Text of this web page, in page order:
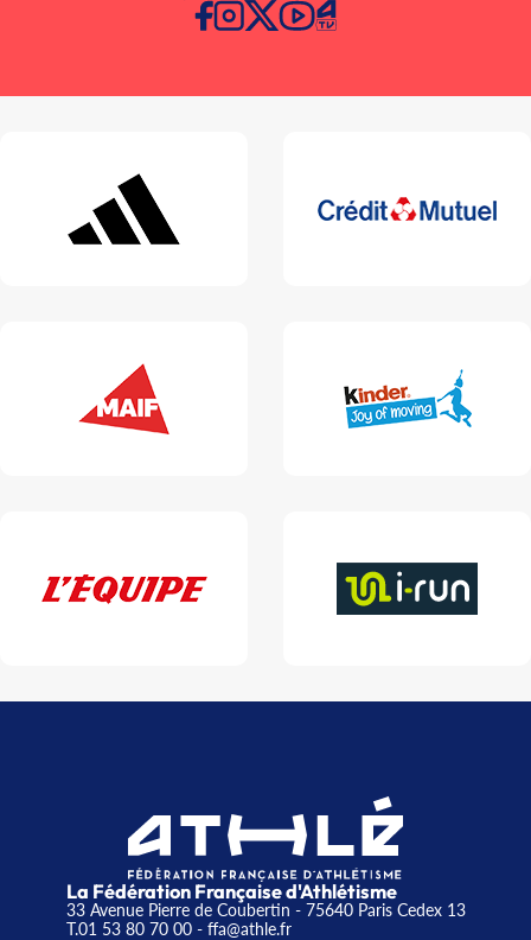
La Fédération Française d'Athlétisme
33 Avenue Pierre de Coubertin - 75640 Paris Cedex 13
T.01 53 80 70 00- ffa@athle.fr